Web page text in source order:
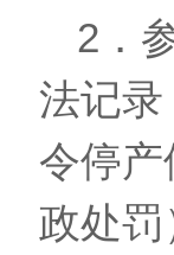
2．
法记
令停
政处罚